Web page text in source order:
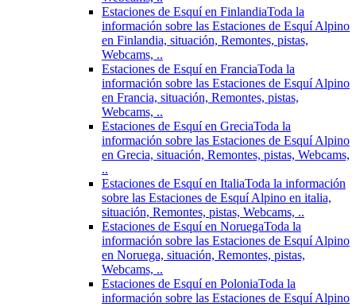
Estaciones de Esquí en FinlandiaToda la
información sobre las Estaciones de Esquí Alpino
en Finlandia, situación, Remontes, pistas,
Webcams, ..
Estaciones de Esquí en FranciaToda la
información sobre las Estaciones de Esquí Alpino
en Francia, situación, Remontes, pistas,
Webcams, ..
Estaciones de Esquí en GreciaToda la
información sobre las Estaciones de Esquí Alpino
en Grecia, situación, Remontes, pistas, Webcams,
..
Estaciones de Esquí en ItaliaToda la información
sobre las Estaciones de Esquí Alpino en italia,
situación, Remontes, pistas, Webcams, ..
Estaciones de Esquí en NoruegaToda la
información sobre las Estaciones de Esquí Alpino
en Noruega, situación, Remontes, pistas,
Webcams, ..
Estaciones de Esquí en PoloniaToda la
información sobre las Estaciones de Esquí Alpino